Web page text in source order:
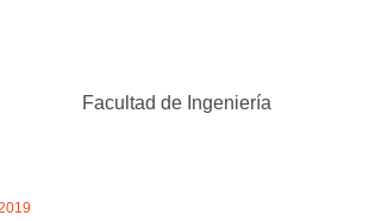
Facultad de Ingeniería